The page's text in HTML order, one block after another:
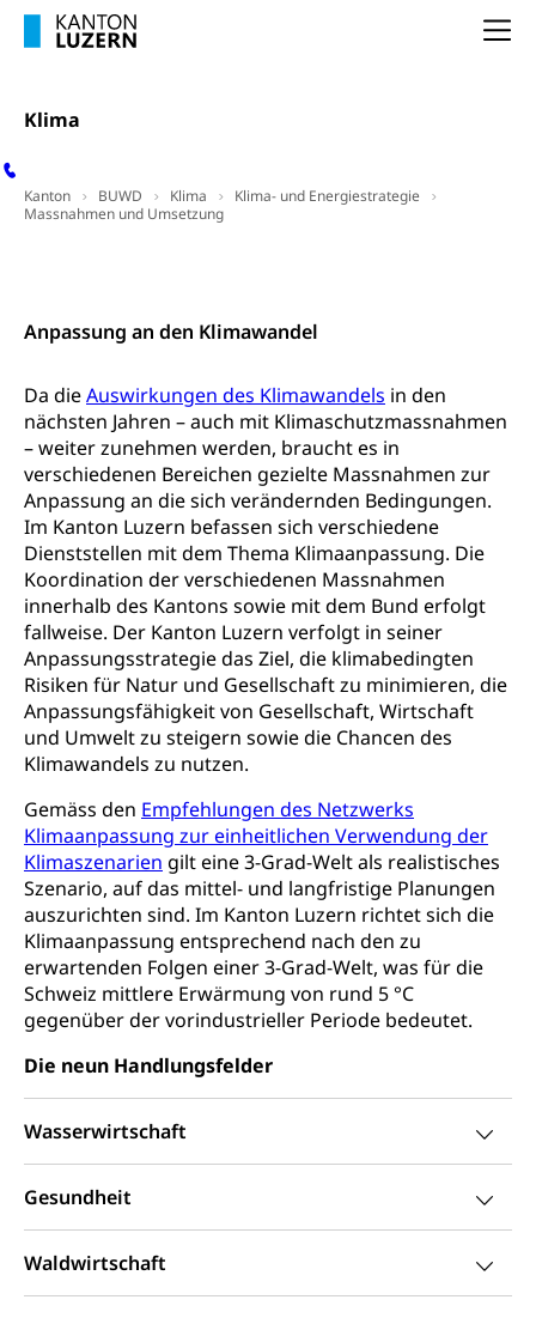
Klima
Kanton BUWD Klima
Klima- und Energiestrategie
Massnahmen und Umsetzung
Anpassung an den Klimawandel
Da dieAuswirkungen des Klimawandels in den
nächsten Jahren – auch mit Klimaschutzmassnahmen
– weiter zunehmen werden, braucht es in
verschiedenen Bereichen gezielte Massnahmen zur
Anpassung an die sich verändernden Bedingungen.
Im Kanton Luzern befassen sich verschiedene
Dienststellen mit dem Thema Klimaanpassung. Die
Koordination der verschiedenen Massnahmen
innerhalb des Kantons sowie mit dem Bund erfolgt
fallweise. Der Kanton Luzern verfolgt in seiner
Anpassungsstrategie das Ziel, die klimabedingten
Risiken für Natur und Gesellschaft zu minimieren, die
Anpassungsfähigkeit von Gesellschaft, Wirtschaft
und Umwelt zu steigern sowie die Chancen des
Klimawandels zu nutzen.
Gemäss den Empfehlungen des Netzwerks
Klimaanpassung zur einheitlichen Verwendung der
Klimaszenarien gilt eine 3-Grad-Welt als realistisches
Szenario, auf das mittel- und langfristige Planungen
auszurichten sind. Im Kanton Luzern richtet sich die
Klimaanpassung entsprechend nach den zu
erwartenden Folgen einer 3-Grad-Welt, was für die
Schweiz mittlere Erwärmung von rund 5 °C
gegenüber der vorindustrieller Periode bedeutet.
Die neun Handlungsfelder
Wasserwirtschaft
Gesundheit
Waldwirtschaft
Freiwilliges Kindergarten Jahr
Konsumentenschutz
Preisüberwachung, Preisüberwacher,
Konsumentenorganisation, parallele Einfuhr,
Lebensmittelkontrolle und
Krankenversicherung
Krankheit, Unfall, Prämienverbilligung,
Krankenkasse
Krankenversicherung (WAS Luzern)
Prämienverbilligung (WAS Luzern)
Obligatorische Krankenversicherung (WAS
Luzern)
Kranken- und Unfallversicherung
Lebensmittelsicherheit
sichere Lebensmittel, Lebensmittelkontrolle,
Lebensmittelhygiene, Produktesicherheit
Trinkwasser
Lebensmittel
Prävention
Gesundheitsvorsorge, Wellness, Unfallverhütung,
Suchtprävention, Alkoholprävention,
Tabakprävention, Primärprävention,
Sekundärprävention, Tertiärprävention
Darmkrebsvorsorge
Gesundheitsförderung
Prävention (Polizei)
Suchtprävention
Gesundheitsversorgung
Soziale Sicherheit
Arbeitslosenversicherung,
Mutterschaftsversicherung, Krankenversicherung,
Unfallversicherung, Invalidenversicherung,
Sozialhilfe
Kranken- und Unfallversicherung
(gruezi.lu.ch)
Krankenversicherung (WAS Luzern)
Existenzsicherung - Sozialhilfe
Soziales und Gesellschaft (Dienststelle)
Invalidenversicherung (WAS Luzern)
Soziale Sicherheit
Sucht und Drogen
Drogenabhängigkeit, Drogensucht,
Medikamentenabhängigkeit,
Arzneimittelabhängigkeit, Suchtkrankheit,
Drogenabhängige, Drogensüchtige,
Betäubungsmittel, Suchtmittel, Psychopharmaka
Ambulant vor stationär, AVOS, Patientendossier
Gesundheitsversorgung
AHV / IV
Altersrente, Invalidenrente, Witwenrente,